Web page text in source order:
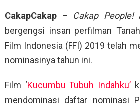
CakapCakap – Cakap People!
bergengsi insan perfilman
Film Indonesia (FFI) 2019 telah
nominasinya tahun ini.
Film ‘Kucumbu Tubuh Indahku’
mendominasi daftar nominasi